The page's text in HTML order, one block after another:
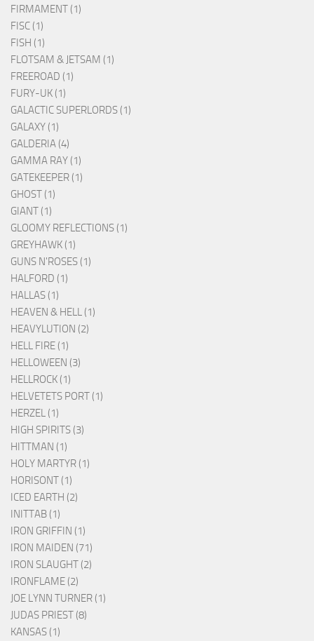
FIRMAMENT (1)
FISC (1)
FISH (1)
FLOTSAM & JETSAM (1)
FREEROAD (1)
FURY-UK (1)
GALACTIC SUPERLORDS (1)
GALAXY (1)
GALDERIA (4)
GAMMA RAY (1)
GATEKEEPER (1)
GHOST (1)
GIANT (1)
GLOOMY REFLECTIONS (1)
GREYHAWK (1)
GUNS N'ROSES (1)
HALFORD (1)
HALLAS (1)
HEAVEN & HELL (1)
HEAVYLUTION (2)
HELL FIRE (1)
HELLOWEEN (3)
HELLROCK (1)
HELVETETS PORT (1)
HERZEL (1)
HIGH SPIRITS (3)
HITTMAN (1)
HOLY MARTYR (1)
HORISONT (1)
ICED EARTH (2)
INITTAB (1)
IRON GRIFFIN (1)
IRON MAIDEN (71)
IRON SLAUGHT (2)
IRONFLAME (2)
JOE LYNN TURNER (1)
JUDAS PRIEST (8)
KANSAS (1)